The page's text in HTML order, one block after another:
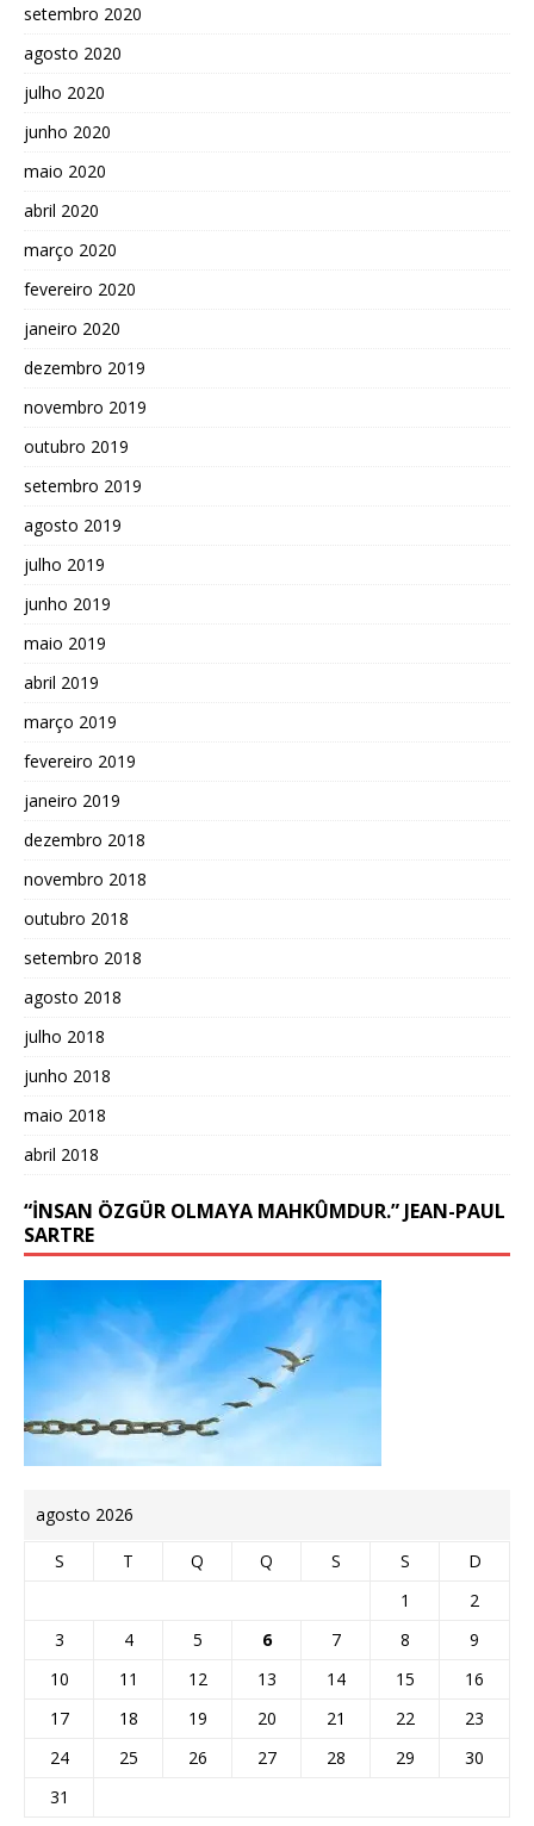
setembro 2020
agosto 2020
julho 2020
junho 2020
maio 2020
abril 2020
março 2020
fevereiro 2020
janeiro 2020
dezembro 2019
novembro 2019
outubro 2019
setembro 2019
agosto 2019
julho 2019
junho 2019
maio 2019
abril 2019
março 2019
fevereiro 2019
janeiro 2019
dezembro 2018
novembro 2018
outubro 2018
setembro 2018
agosto 2018
julho 2018
junho 2018
maio 2018
abril 2018
“İNSAN ÖZGÜR OLMAYA MAHKÛMDUR.” JEAN-PAUL
SARTRE
agosto 2026
S T Q Q S S
D
1
2
3
4 5 6 7 8
9
10
11 12 13 14 15
16
17
18 19 20 21 22
23
24
25 26 27 28 29
30
31